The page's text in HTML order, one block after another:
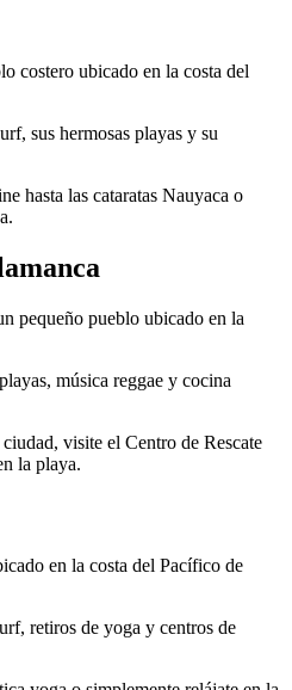
costero ubicado en la costa del
sus hermosas playas y su
hasta las cataratas Nauyaca o
pequeño pueblo ubicado en la
música reggae y cocina
visite el Centro de Rescate
la playa.
en la costa del Pacífico de
retiros de yoga y centros de